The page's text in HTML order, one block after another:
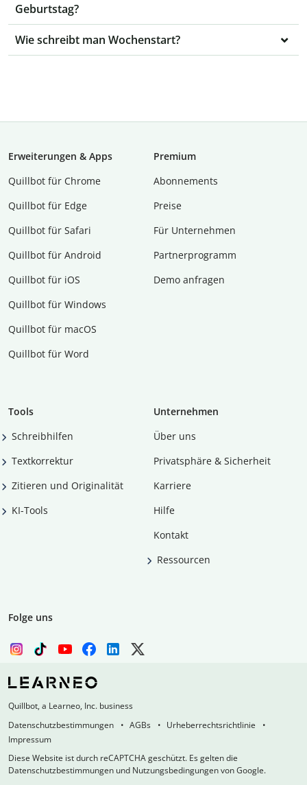
Geburtstag?
Wie schreibt man Wochenstart?
Erweiterungen & Apps
Quillbot für Chrome
Quillbot für Edge
Quillbot für Safari
Quillbot für Android
Quillbot für iOS
Quillbot für Windows
Quillbot für macOS
Quillbot für Word
Premium
Abon­ne­ments
Preise
Für Unternehmen
Partnerprogramm
Demo anfragen
Tools
Schreibhilfen
Textkorrektur
Zitieren und Originalität
KI-Tools
Unternehmen
Über uns
Privatsphäre & Sicherheit
Karriere
Hilfe
Kontakt
Ressourcen
Folge uns
Quillbot, a Learneo, Inc. business
Datenschutzbestimmungen
AGBs
Urheberrechtsrichtlinie
Impressum
Diese Website ist durch reCAPTCHA geschützt. Es gelten die
Datenschutzbestimmungen und Nutzungsbedingungen von Google.